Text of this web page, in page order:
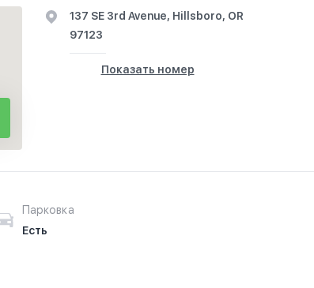
137 SE 3rd Avenue, Hillsboro, OR
97123
Показать номер
Парковка
Есть